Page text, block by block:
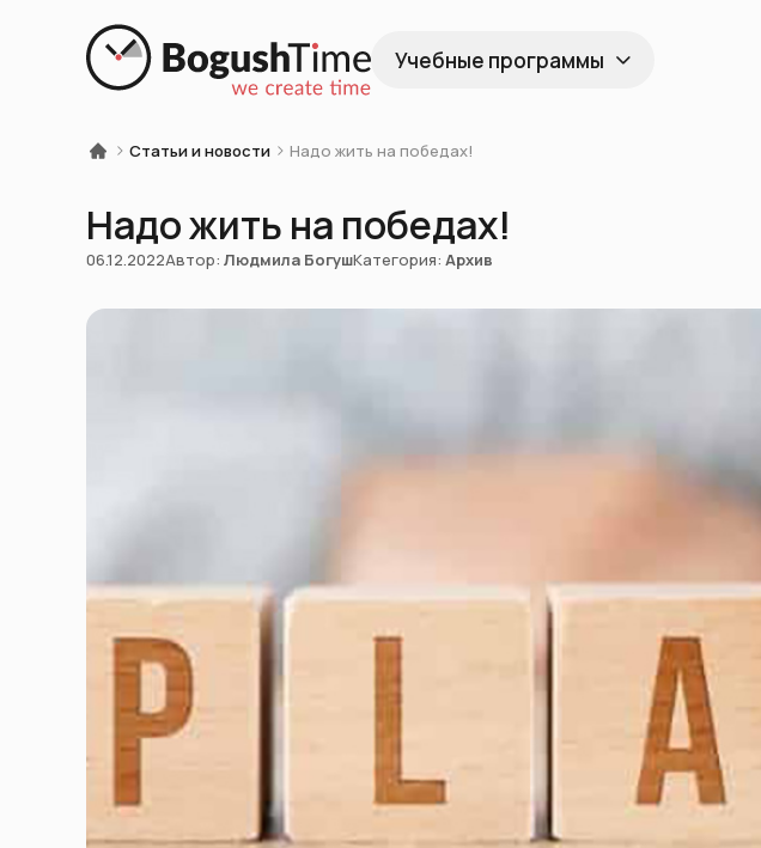
Учебные программы
Статьи и новости Надо жить на победах!
Надо жить на победах!
06.12.2022Автор: Людмила БогушКатегория: Архив